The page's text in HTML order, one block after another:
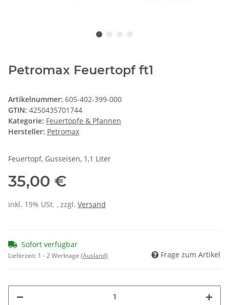
Petromax Feuertopf ft1
Artikelnummer: 605-402-399-000
GTIN: 4250435701744
Kategorie: Feuertöpfe & Pfannen
Hersteller: Petromax
Feuertopf, Gusseisen, 1,1 Liter
35,00 €
inkl. 19% USt. , zzgl. Versand
Sofort verfügbar
Lieferzeit: 1 - 2 Werktage (Ausland) Frage zum Artikel